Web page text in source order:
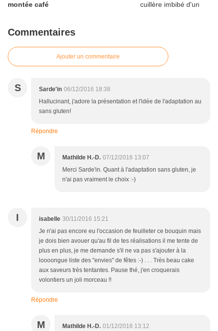
montée café
Commentaires
Ajouter un commentaire
S Sarde'in 06/12/2016 18:38
Hallucinant, j'adore la présentation et l'idée de l'adaptation au
sans gluten!
Répondre
M Mathilde H.-D. 07/12/2016 13:07
Merci Sarde'in. Quant à l'adaptation sans gluten, je
n'ai pas vraiment le choix :-)
I isabelle 30/11/2016 15:21
Je n'ai pas encore eu l'occasion de feuilleter ce bouquin mais
je dois bien avouer qu'au fil de tes réalisations il me tente de
plus en plus, je me demande s'il ne va pas s'ajouter à la
loooongue liste des "envies" de fêtes :-) . . . Très beau cake
aux saveurs très tentantes. Pause thé, j'en croquerais
volontiers un joli morceau !!
Répondre
M Mathilde H.-D. 01/12/2016 13:12